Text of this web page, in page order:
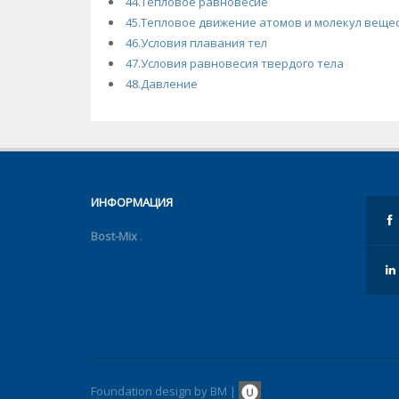
45.Тепловое движение атомов и молекул
46.Условия плавания тел
47.Условия равновесия твердого тела
48.Давление
ИНФОРМАЦИЯ
Bost-Mix .
Foundation design by BM |